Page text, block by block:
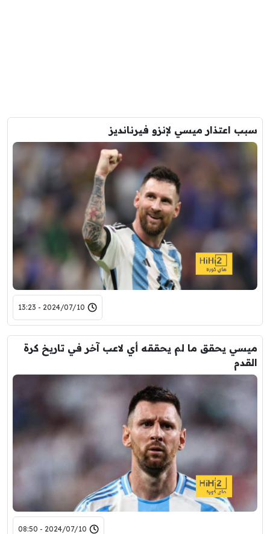
سبب اعتذار ميسي لإنزو فيرنانديز
2024/07/10 - 13:23
ميسي يحقق ما لم يحققه أي لاعب آخر في تاريخ كرة
القدم
2024/07/10 - 08:50